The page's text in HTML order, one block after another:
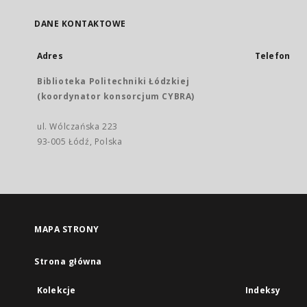
DANE KONTAKTOWE
Adres
Biblioteka Politechniki Łódzkiej
(koordynator konsorcjum CYBRA)
ul. Wólczańska 223
93-005 Łódź, Polska
Telefon
MAPA STRONY
Strona główna
Kolekcje Indeksy